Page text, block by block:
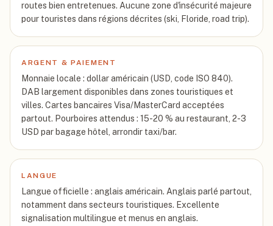
routes bien entretenues. Aucune zone d'insécurité majeure
pour touristes dans régions décrites (ski, Floride, road trip).
ARGENT & PAIEMENT
Monnaie locale : dollar américain (USD, code ISO 840).
DAB largement disponibles dans zones touristiques et
villes. Cartes bancaires Visa/MasterCard acceptées
partout. Pourboires attendus : 15-20 % au restaurant, 2-3
USD par bagage hôtel, arrondir taxi/bar.
LANGUE
Langue officielle : anglais américain. Anglais parlé partout,
notamment dans secteurs touristiques. Excellente
signalisation multilingue et menus en anglais.